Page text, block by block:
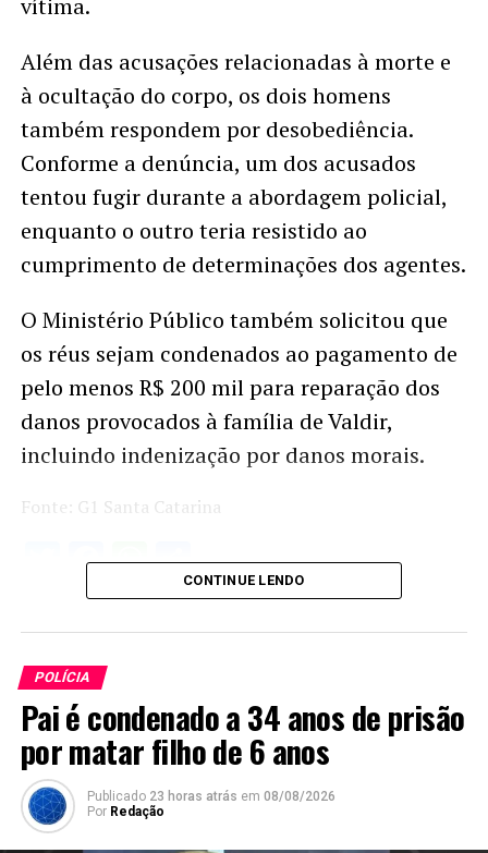
vítima.
Além das acusações relacionadas à morte e
à ocultação do corpo, os dois homens
também respondem por desobediência.
Conforme a denúncia, um dos acusados
tentou fugir durante a abordagem policial,
enquanto o outro teria resistido ao
cumprimento de determinações dos agentes.
O Ministério Público também solicitou que
os réus sejam condenados ao pagamento de
pelo menos R$ 200 mil para reparação dos
danos provocados à família de Valdir,
incluindo indenização por danos morais.
Fonte: G1 Santa Catarina
Twitter
Facebook
WhatsApp
Share
CONTINUE LENDO
POLÍCIA
Pai é condenado a 34 anos de prisão
por matar filho de 6 anos
Publicado 23 horas atrás em 08/08/2026
Por Redação